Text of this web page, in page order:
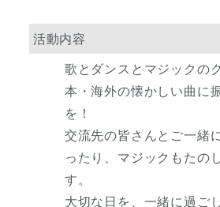
活動内容
歌とダンスとマジックの
本・海外の懐かしい曲に
を！
交流先の皆さんとご一緒
ったり、マジックもたの
す。
大切な日を、一緒に過ご